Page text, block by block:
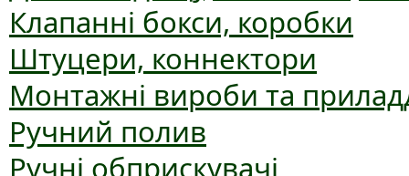
Клапанні бокси, коробки
Штуцери, коннектори
Монтажні вироби та
Ручний полив
Ручні обприскувачі